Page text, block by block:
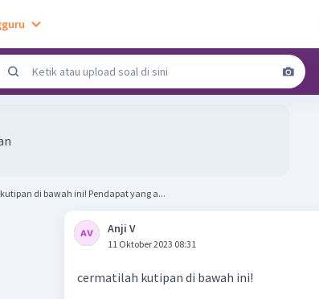
cermatilah kutipan di bawah ini! Pendapat yang a...
Anji V
11 Oktober 2023 08:31
cermatilah kutipan di bawah ini!